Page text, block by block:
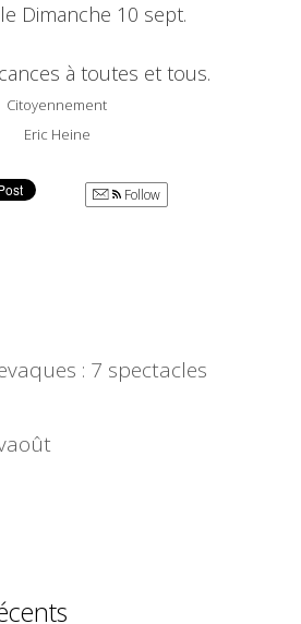
Dimanche 10 sept.
à toutes et tous.
Citoyennement
Eric Heine
Follow
: 7 spectacles